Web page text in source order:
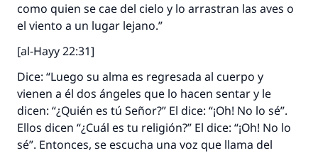
como quien se cae del cielo y lo arrastran las aves o
el viento a un lugar lejano.”
[al-Hayy 22:31]
Dice: “Luego su alma es regresada al cuerpo y
vienen a él dos ángeles que lo hacen sentar y le
dicen: “¿Quién es tú Señor?” El dice: “¡Oh! No lo sé”.
Ellos dicen “¿Cuál es tu religión?” El dice: “¡Oh! No lo
sé”. Entonces, se escucha una voz que llama del